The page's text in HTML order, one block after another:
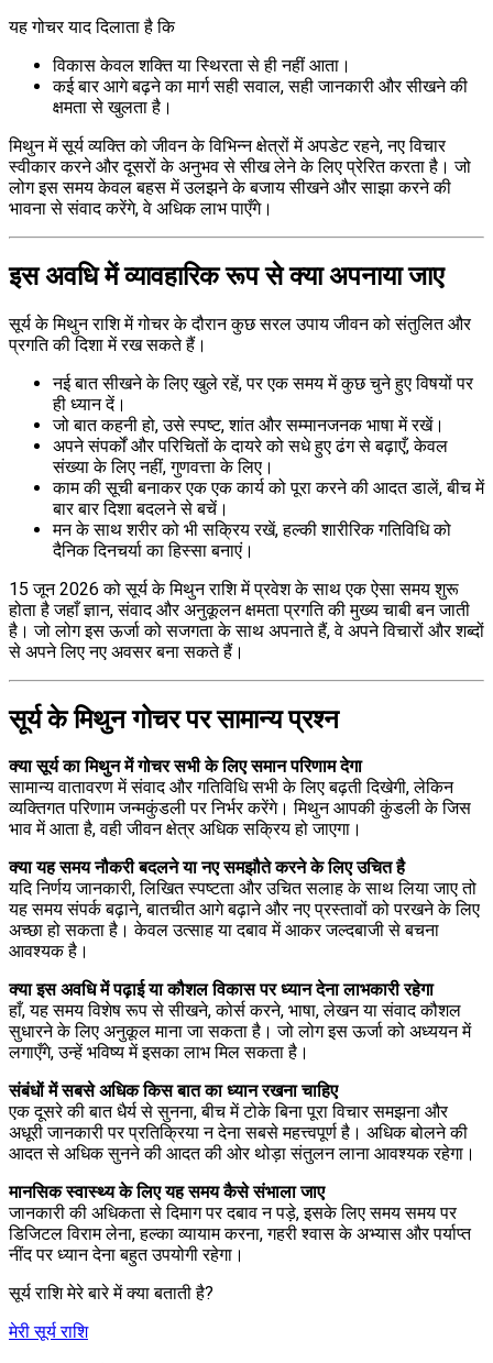
यह गोचर याद दिलाता है कि
विकास केवल शक्ति या स्थिरता से ही नहीं आता।
कई बार आगे बढ़ने का मार्ग सही सवाल, सही जानकारी और सीखने की
क्षमता से खुलता है।
मिथुन में सूर्य व्यक्ति को जीवन के विभिन्न क्षेत्रों में अपडेट रहने, नए विचार
स्वीकार करने और दूसरों के अनुभव से सीख लेने के लिए प्रेरित करता है। जो
लोग इस समय केवल बहस में उलझने के बजाय सीखने और साझा करने की
भावना से संवाद करेंगे, वे अधिक लाभ पाएँगे।
इस अवधि में व्यावहारिक रूप से क्या अपनाया जाए
सूर्य के मिथुन राशि में गोचर के दौरान कुछ सरल उपाय जीवन को संतुलित और
प्रगति की दिशा में रख सकते हैं।
नई बात सीखने के लिए खुले रहें, पर एक समय में कुछ चुने हुए विषयों पर
ही ध्यान दें।
जो बात कहनी हो, उसे स्पष्ट, शांत और सम्मानजनक भाषा में रखें।
अपने संपर्कों और परिचितों के दायरे को सधे हुए ढंग से बढ़ाएँ, केवल
संख्या के लिए नहीं, गुणवत्ता के लिए।
काम की सूची बनाकर एक एक कार्य को पूरा करने की आदत डालें, बीच में
बार बार दिशा बदलने से बचें।
मन के साथ शरीर को भी सक्रिय रखें, हल्की शारीरिक गतिविधि को
दैनिक दिनचर्या का हिस्सा बनाएं।
15 जून 2026 को सूर्य के मिथुन राशि में प्रवेश के साथ एक ऐसा समय शुरू
होता है जहाँ ज्ञान, संवाद और अनुकूलन क्षमता प्रगति की मुख्य चाबी बन जाती
है। जो लोग इस ऊर्जा को सजगता के साथ अपनाते हैं, वे अपने विचारों और शब्दों
से अपने लिए नए अवसर बना सकते हैं।
सूर्य के मिथुन गोचर पर सामान्य प्रश्न
क्या सूर्य का मिथुन में गोचर सभी के लिए समान परिणाम देगा
सामान्य वातावरण में संवाद और गतिविधि सभी के लिए बढ़ती दिखेगी, लेकिन
व्यक्तिगत परिणाम जन्मकुंडली पर निर्भर करेंगे। मिथुन आपकी कुंडली के जिस
भाव में आता है, वही जीवन क्षेत्र अधिक सक्रिय हो जाएगा।
क्या यह समय नौकरी बदलने या नए समझौते करने के लिए उचित है
यदि निर्णय जानकारी, लिखित स्पष्टता और उचित सलाह के साथ लिया जाए तो
यह समय संपर्क बढ़ाने, बातचीत आगे बढ़ाने और नए प्रस्तावों को परखने के लिए
अच्छा हो सकता है। केवल उत्साह या दबाव में आकर जल्दबाजी से बचना
आवश्यक है।
क्या इस अवधि में पढ़ाई या कौशल विकास पर ध्यान देना लाभकारी रहेगा
हाँ, यह समय विशेष रूप से सीखने, कोर्स करने, भाषा, लेखन या संवाद कौशल
सुधारने के लिए अनुकूल माना जा सकता है। जो लोग इस ऊर्जा को अध्ययन में
लगाएँगे, उन्हें भविष्य में इसका लाभ मिल सकता है।
संबंधों में सबसे अधिक किस बात का ध्यान रखना चाहिए
एक दूसरे की बात धैर्य से सुनना, बीच में टोके बिना पूरा विचार समझना और
अधूरी जानकारी पर प्रतिक्रिया न देना सबसे महत्त्वपूर्ण है। अधिक बोलने की
आदत से अधिक सुनने की आदत की ओर थोड़ा संतुलन लाना आवश्यक रहेगा।
मानसिक स्वास्थ्य के लिए यह समय कैसे संभाला जाए
जानकारी की अधिकता से दिमाग पर दबाव न पड़े, इसके लिए समय समय पर
डिजिटल विराम लेना, हल्का व्यायाम करना, गहरी श्वास के अभ्यास और पर्याप्त
नींद पर ध्यान देना बहुत उपयोगी रहेगा।
सूर्य राशि मेरे बारे में क्या बताती है?
मेरी सूर्य राशि